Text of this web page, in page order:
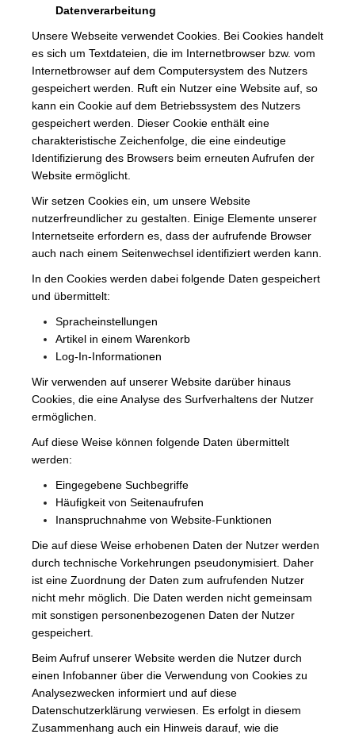
Datenverarbeitung
Unsere Webseite verwendet Cookies. Bei Cookies handelt
es sich um Textdateien, die im Internetbrowser bzw. vom
Internetbrowser auf dem Computersystem des Nutzers
gespeichert werden. Ruft ein Nutzer eine Website auf, so
kann ein Cookie auf dem Betriebssystem des Nutzers
gespeichert werden. Dieser Cookie enthält eine
charakteristische Zeichenfolge, die eine eindeutige
Identifizierung des Browsers beim erneuten Aufrufen der
Website ermöglicht.
Wir setzen Cookies ein, um unsere Website
nutzerfreundlicher zu gestalten. Einige Elemente unserer
Internetseite erfordern es, dass der aufrufende Browser
auch nach einem Seitenwechsel identifiziert werden kann.
In den Cookies werden dabei folgende Daten gespeichert
und übermittelt:
Spracheinstellungen
Artikel in einem Warenkorb
Log-In-Informationen
Wir verwenden auf unserer Website darüber hinaus
Cookies, die eine Analyse des Surfverhaltens der Nutzer
ermöglichen.
Auf diese Weise können folgende Daten übermittelt
werden:
Eingegebene Suchbegriffe
Häufigkeit von Seitenaufrufen
Inanspruchnahme von Website-Funktionen
Die auf diese Weise erhobenen Daten der Nutzer werden
durch technische Vorkehrungen pseudonymisiert. Daher
ist eine Zuordnung der Daten zum aufrufenden Nutzer
nicht mehr möglich. Die Daten werden nicht gemeinsam
mit sonstigen personenbezogenen Daten der Nutzer
gespeichert.
Beim Aufruf unserer Website werden die Nutzer durch
einen Infobanner über die Verwendung von Cookies zu
Analysezwecken informiert und auf diese
Datenschutzerklärung verwiesen. Es erfolgt in diesem
Zusammenhang auch ein Hinweis darauf, wie die